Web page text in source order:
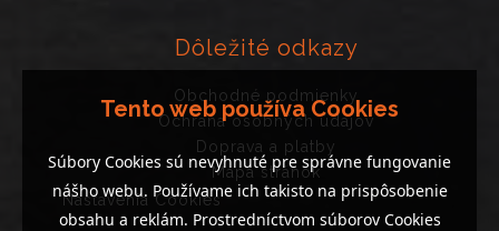
Dôležité odkazy
Obchodné podmienky
Ochrana osobných údajov
Doprava a platby
Mapa stránok
Nastavenia Cookies
Tento web používa Cookies
Súbory Cookies sú nevyhnuté pre správne fungovanie
nášho webu. Používame ich takisto na prispôsobenie
obsahu a reklám. Prostredníctvom súborov Cookies